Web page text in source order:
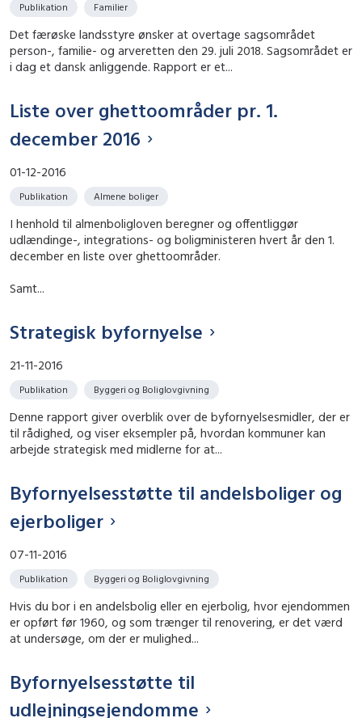
Publikation Familier
Det færøske landsstyre ønsker at overtage sagsområdet
person-, familie- og arveretten den 29. juli 2018. Sagsområdet er
i dag et dansk anliggende. Rapport er et...
Liste over ghettoområder pr. 1.
december 2016
01-12-2016
Publikation Almene boliger
I henhold til almenboligloven beregner og offentliggør
udlændinge-, integrations- og boligministeren hvert år den 1.
december en liste over ghettoområder.
Samt...
Strategisk byfornyelse
21-11-2016
Publikation Byggeri og Boliglovgivning
Denne rapport giver overblik over de byfornyelsesmidler, der er
til rådighed, og viser eksempler på, hvordan kommuner kan
arbejde strategisk med midlerne for at...
Byfornyelsesstøtte til andelsboliger og
ejerboliger
07-11-2016
Publikation Byggeri og Boliglovgivning
Hvis du bor i en andelsbolig eller en ejerbolig, hvor ejendommen
er opført før 1960, og som trænger til renovering, er det værd
at undersøge, om der er mulighed...
Byfornyelsesstøtte til
udlejningsejendomme